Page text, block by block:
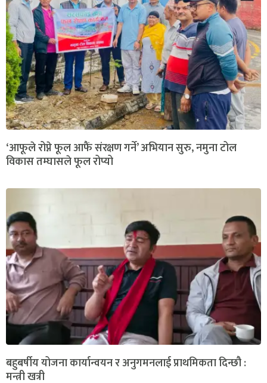
‘आफूले रोप्ने फूल आफैं संरक्षण गर्ने’ अभियान सुरु, नमुना टोल
विकास तम्घासले फूल रोप्यो
बहुबर्षीय योजना कार्यान्वयन र अनुगमनलाई प्राथमिकता दिन्छौ :
मन्त्री खत्री